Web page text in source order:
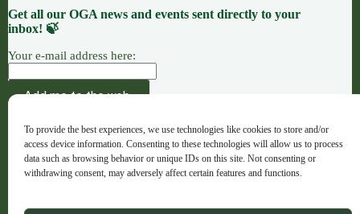
To provide the best experiences, we use technologies like cookies to store and/or
access device information. Consenting to these technologies will allow us to process
data such as browsing behavior or unique IDs on this site. Not consenting or
withdrawing consent, may adversely affect certain features and functions.
Get all our OGA news and events sent directly to your
inbox! 🍃
Your e-mail address here:
OGA · Opportunities for Grassroots Action –
Português